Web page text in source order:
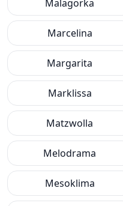
Malagorka
Marcelina
Margarita
Marklissa
Matzwolla
Melodrama
Mesoklima